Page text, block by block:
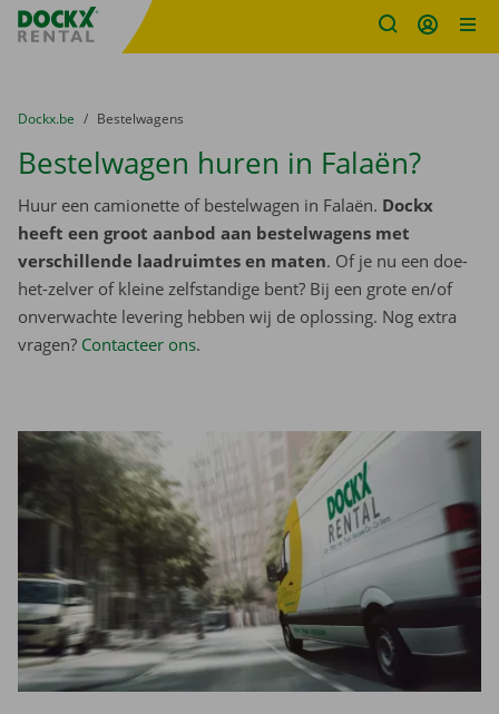
Fratello DEMO
U bevindt zich hier:
van
Dockx.be naar
Bestelwagens
Bestelwagen huren in Falaën?
Huur een camionette of bestelwagen in Falaën. Dockx
heeft een groot aanbod aan bestelwagens met
verschillende laadruimtes en maten. Of je nu een doe-
het-zelver of kleine zelfstandige bent? Bij een grote en/of
onverwachte levering hebben wij de oplossing. Nog extra
vragen? Contacteer ons.